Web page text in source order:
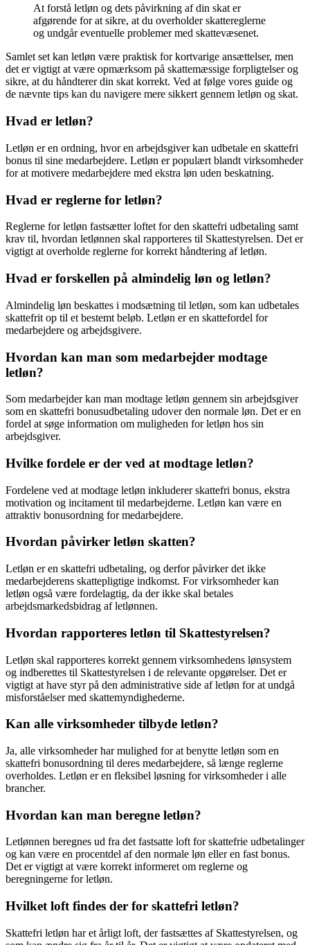
At forstå letløn og dets påvirkning af din skat er
afgørende for at sikre, at du overholder skattereglerne
og undgår eventuelle problemer med skattevæsenet.
Samlet set kan letløn være praktisk for kortvarige ansættelser, men
det er vigtigt at være opmærksom på skattemæssige forpligtelser og
sikre, at du håndterer din skat korrekt. Ved at følge vores guide og
de nævnte tips kan du navigere mere sikkert gennem letløn og skat.
Hvad er letløn?
Letløn er en ordning, hvor en arbejdsgiver kan udbetale en skattefri
bonus til sine medarbejdere. Letløn er populært blandt virksomheder
for at motivere medarbejdere med ekstra løn uden beskatning.
Hvad er reglerne for letløn?
Reglerne for letløn fastsætter loftet for den skattefri udbetaling samt
krav til, hvordan letlønnen skal rapporteres til Skattestyrelsen. Det er
vigtigt at overholde reglerne for korrekt håndtering af letløn.
Hvad er forskellen på almindelig løn og letløn?
Almindelig løn beskattes i modsætning til letløn, som kan udbetales
skattefrit op til et bestemt beløb. Letløn er en skattefordel for
medarbejdere og arbejdsgivere.
Hvordan kan man som medarbejder modtage
letløn?
Som medarbejder kan man modtage letløn gennem sin arbejdsgiver
som en skattefri bonusudbetaling udover den normale løn. Det er en
fordel at søge information om muligheden for letløn hos sin
arbejdsgiver.
Hvilke fordele er der ved at modtage letløn?
Fordelene ved at modtage letløn inkluderer skattefri bonus, ekstra
motivation og incitament til medarbejderne. Letløn kan være en
attraktiv bonusordning for medarbejdere.
Hvordan påvirker letløn skatten?
Letløn er en skattefri udbetaling, og derfor påvirker det ikke
medarbejderens skattepligtige indkomst. For virksomheder kan
letløn også være fordelagtig, da der ikke skal betales
arbejdsmarkedsbidrag af letlønnen.
Hvordan rapporteres letløn til Skattestyrelsen?
Letløn skal rapporteres korrekt gennem virksomhedens lønsystem
og indberettes til Skattestyrelsen i de relevante opgørelser. Det er
vigtigt at have styr på den administrative side af letløn for at undgå
misforståelser med skattemyndighederne.
Kan alle virksomheder tilbyde letløn?
Ja, alle virksomheder har mulighed for at benytte letløn som en
skattefri bonusordning til deres medarbejdere, så længe reglerne
overholdes. Letløn er en fleksibel løsning for virksomheder i alle
brancher.
Hvordan kan man beregne letløn?
Letlønnen beregnes ud fra det fastsatte loft for skattefrie udbetalinger
og kan være en procentdel af den normale løn eller en fast bonus.
Det er vigtigt at være korrekt informeret om reglerne og
beregningerne for letløn.
Hvilket loft findes der for skattefri letløn?
Skattefri letløn har et årligt loft, der fastsættes af Skattestyrelsen, og